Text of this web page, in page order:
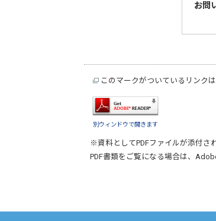
お問
このマークがついているリンク
別ウィンドウで開きます
※資料としてPDFファイルが添付さ
PDF書類をご覧になる場合は、